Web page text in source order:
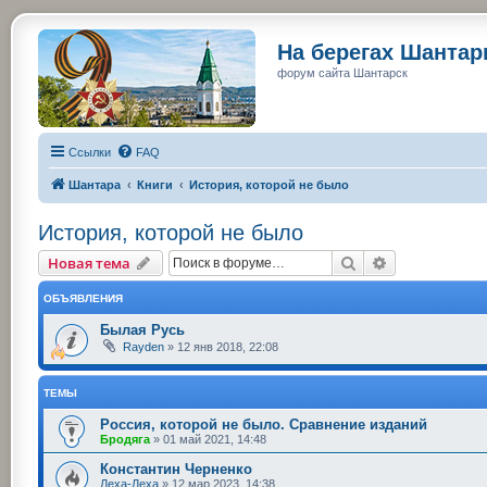
На берегах
форум сайта Шантарск
Ссылки FAQ
Шантара Книги История, которой не было
История, которой не было
Новая тема Поиск
ОБЪЯВЛЕНИЯ
Былая Русь
Rayden » 12 янв 2018, 22:08
ТЕМЫ
Россия, которой не было. Сравнение изданий
Бродяга » 01 май 2021, 14:48
Константин Черненко
Леха-Леха » 12 мар 2023, 14:38